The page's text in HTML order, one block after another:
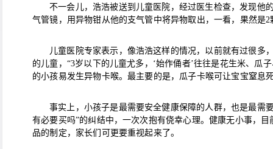
不一会儿，浩浩被送到儿童医院，经过医生检查，发现他
气管镜，用异物钳从他的支气管中将异物取出，一看，果然是2
儿童医院专家表示，像浩浩这样的情况，以前就有过很多
的儿童，“3岁以下的儿童尤多，‘始作俑者’往往是花生米、瓜
的小孩易发生异物卡喉。最主要的是，瓜子卡喉可让宝宝窒息
事实上，小孩子是最需要安全健康保障的人群，也是最需
有必要买吗”的纠结中，一次次抱有侥幸心理。健康无小事，
品的制定，家长们可更要重视起来了。